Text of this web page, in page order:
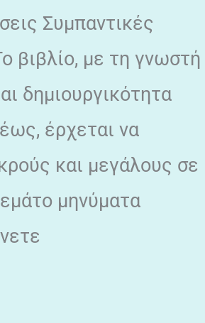
Συμπαντικές
βιβλίο, με τη γνωστή
δημιουργικότητα
έρχεται να
και μεγάλους σε
μηνύματα